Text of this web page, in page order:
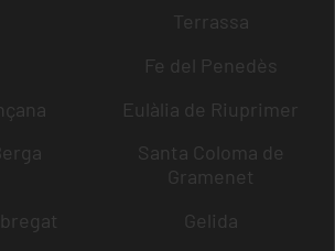
Terrassa
Fe del Penedès
Eulàlia de Riuprimer
Santa Coloma de
Gramenet
Gelida